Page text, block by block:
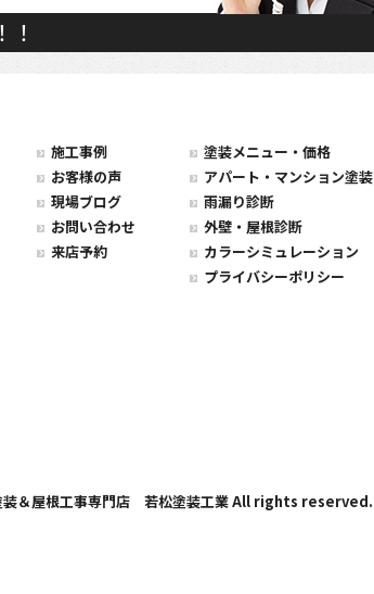
施工事例
お客様の声
現場ブログ
お問い合わせ
来店予約
塗装メニュー・価格
アパート・マンション塗装
雨漏り診断
外壁・屋根診断
カラーシミュレーション
プライバシーポリシー
＆屋根工事専門店 若松塗装工業 All rights reserved.